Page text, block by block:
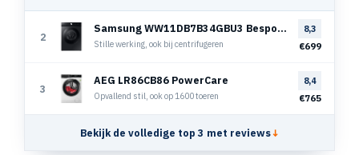
2
Samsung WW11DB7B34GBU3 Bespoke Super Speed
Stille werking, ook bij centrifugeren
8,3
€699
3
AEG LR86CB86 PowerCare
Opvallend stil, ook op 1600 toeren
8,4
€765
Bekijk de volledige top 3 met reviews↓